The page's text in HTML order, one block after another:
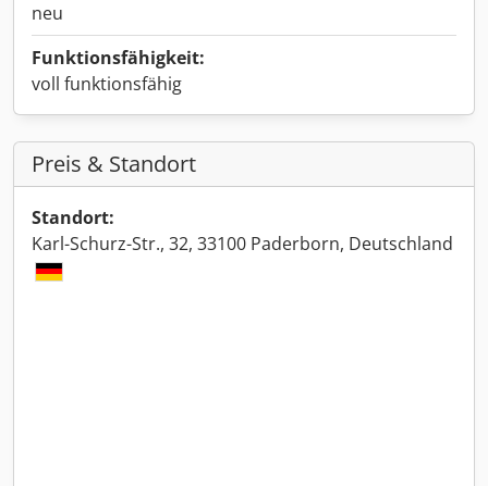
neu
Funktionsfähigkeit:
voll funktionsfähig
Preis & Standort
Standort:
Karl-Schurz-Str., 32, 33100 Paderborn, Deutschland